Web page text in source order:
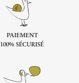
PAIEMENT
100% SÉCURISÉ